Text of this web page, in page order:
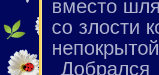
вместо
со злости